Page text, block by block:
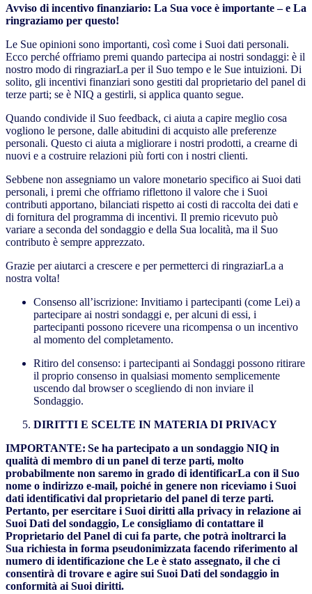
Avviso di incentivo finanziario: La Sua voce è importante – e La
ringraziamo per questo!
Le Sue opinioni sono importanti, così come i Suoi dati personali.
Ecco perché offriamo premi quando partecipa ai nostri sondaggi: è il
nostro modo di ringraziarLa per il Suo tempo e le Sue intuizioni. Di
solito, gli incentivi finanziari sono gestiti dal proprietario del panel di
terze parti; se è NIQ a gestirli, si applica quanto segue.
Quando condivide il Suo feedback, ci aiuta a capire meglio cosa
vogliono le persone, dalle abitudini di acquisto alle preferenze
personali. Questo ci aiuta a migliorare i nostri prodotti, a crearne di
nuovi e a costruire relazioni più forti con i nostri clienti.
Sebbene non assegniamo un valore monetario specifico ai Suoi dati
personali, i premi che offriamo riflettono il valore che i Suoi
contributi apportano, bilanciati rispetto ai costi di raccolta dei dati e
di fornitura del programma di incentivi. Il premio ricevuto può
variare a seconda del sondaggio e della Sua località, ma il Suo
contributo è sempre apprezzato.
Grazie per aiutarci a crescere e per permetterci di ringraziarLa a
nostra volta!
Consenso all’iscrizione: Invitiamo i partecipanti (come Lei) a
partecipare ai nostri sondaggi e, per alcuni di essi, i
partecipanti possono ricevere una ricompensa o un incentivo
al momento del completamento.
Ritiro del consenso: i partecipanti ai Sondaggi possono ritirare
il proprio consenso in qualsiasi momento semplicemente
uscendo dal browser o scegliendo di non inviare il
Sondaggio.
DIRITTI E SCELTE IN MATERIA DI PRIVACY
IMPORTANTE: Se ha partecipato a un sondaggio NIQ in
qualità di membro di un panel di terze parti, molto
probabilmente non saremo in grado di identificarLa con il Suo
nome o indirizzo e-mail, poiché in genere non riceviamo i Suoi
dati identificativi dal proprietario del panel di terze parti.
Pertanto, per esercitare i Suoi diritti alla privacy in relazione ai
Suoi Dati del sondaggio, Le consigliamo di contattare il
Proprietario del Panel di cui fa parte, che potrà inoltrarci la
Sua richiesta in forma pseudonimizzata facendo riferimento al
numero di identificazione che Le è stato assegnato, il che ci
consentirà di trovare e agire sui Suoi Dati del sondaggio in
conformità ai Suoi diritti.